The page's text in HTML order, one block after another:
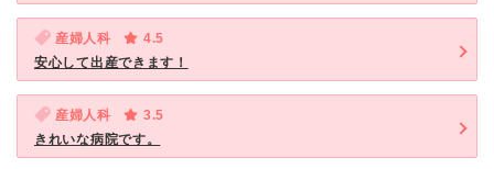
産婦人科
4.5
安心して出産できます！
産婦人科
3.5
きれいな病院です。